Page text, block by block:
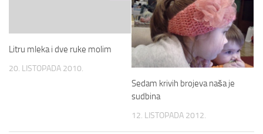
Litru mleka i dve ruke molim
20. LISTOPADA 2010.
Sedam krivih brojeva naša je
sudbina
12. LISTOPADA 2012.